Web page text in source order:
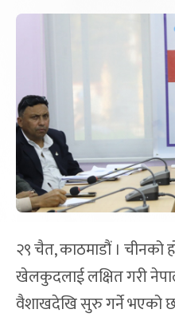
२९ चैत, काठमाडौं ।
खेलकुदलाई लक्षित गरी
वैशाखदेखि सुरु गर्ने भएको